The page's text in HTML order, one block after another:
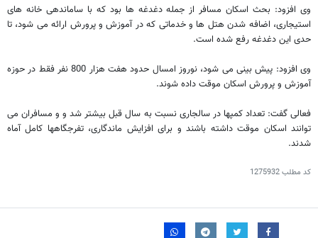
وی افزود: بحث اسکان مسافر از جمله دغدغه ها بود که با ساماندهی خانه های
استیجاری، اضافه شدن هتل ها و خدماتی که در آموزش و پرورش ارائه می شود، تا
حدی این دغدغه رفع شده است.
وی افزود: پیش بینی می شود، نوروز امسال حدود هفت هزار 800 نفر فقط در حوزه
آموزش و پرورش اسکان موقت داده شوند.
فعالی گفت: تعداد کمپها در سالجاری نسبت به سال قبل بیشتر شد و و مسافران می
توانند اسکان موقت داشته باشند و برای افزایش ماندگاری، تفرجگاهها کامل آماه
شدند.
کد مطلب1275932